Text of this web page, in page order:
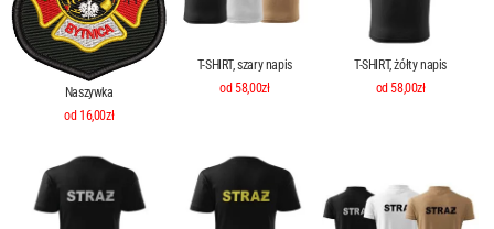
Naszywka
od 16,00zł
T-SHIRT, szary napis
od 58,00zł
T-SHIRT, żółty napis
od 58,00zł